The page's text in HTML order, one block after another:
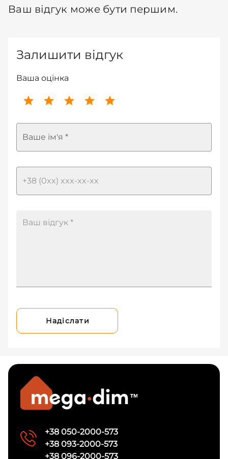
Ваш відгук може бути першим.
Залишити відгук
Ваша оцінка
Ваше ім'я *
Надіслати
+38 050-2000-573
+38 093-2000-573
+38 096-2000-573